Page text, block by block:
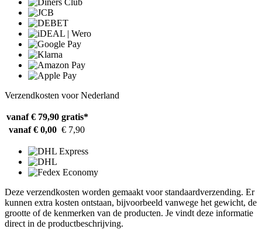
Verzendkosten voor Nederland
vanaf € 79,90 gratis*
vanaf € 0,00 € 7,90
Deze verzendkosten worden gemaakt voor standaardverzending. Er
kunnen extra kosten ontstaan, bijvoorbeeld vanwege het gewicht, de
grootte of de kenmerken van de producten. Je vindt deze informatie
direct in de productbeschrijving.